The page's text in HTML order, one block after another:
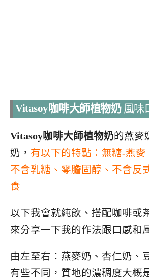
Vitasoy咖啡大師植物奶風味
Vitasoy咖啡大師植物奶的燕麥
奶， 有以下的特點：無糖-燕麥
不含乳糖、零膽固醇、不含反
食
以下我會就純飲、搭配咖啡或
來分享一下我的作法跟口感和
由左至右：燕麥奶、杏仁奶、
有些不同，質地的濃稠度大概